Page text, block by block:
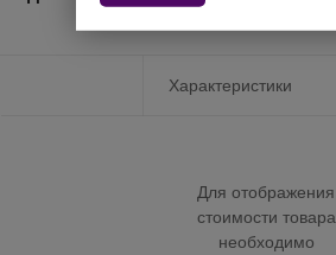
Характеристики
Для отображения
стоимости товара
необходимо